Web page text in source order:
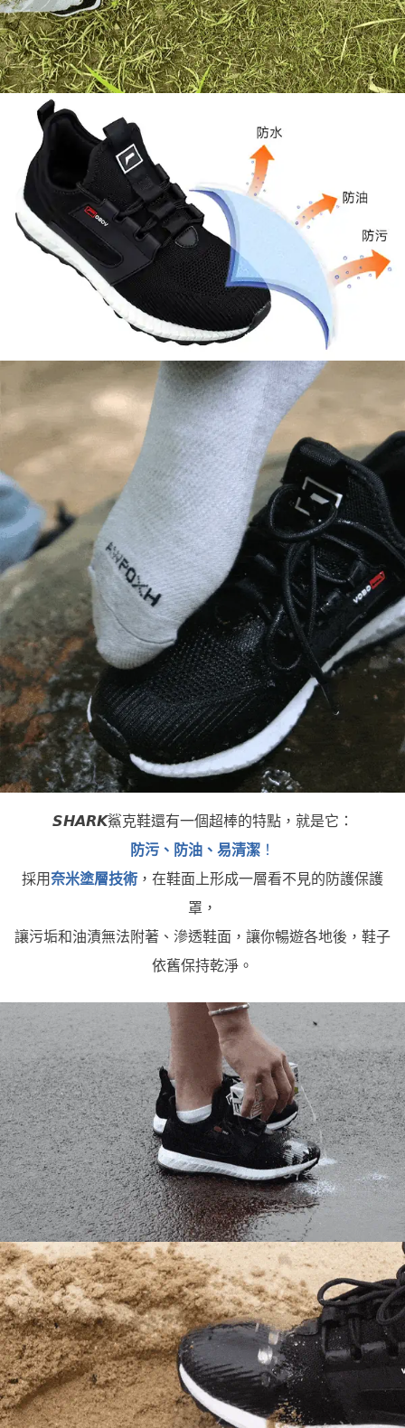
𝙎𝙃𝘼𝙍𝙆鯊克鞋還有一個超棒的特點，就是它：
防污、防油、易清潔 ！
採用奈米塗層技術 ，在鞋面上形成一層看不見的防護保護
罩，
讓污垢和油漬無法附著、滲透鞋面，讓你暢遊各地後，鞋子
依舊保持乾淨。